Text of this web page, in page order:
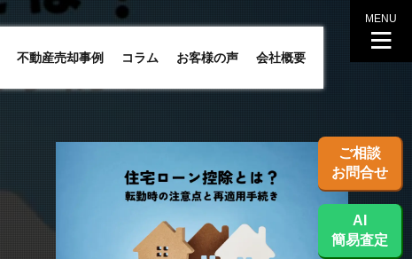
不動産売却事例 コラム お客様の声 会社概要
MENU
ご相談
お問合せ
AI
簡易査定